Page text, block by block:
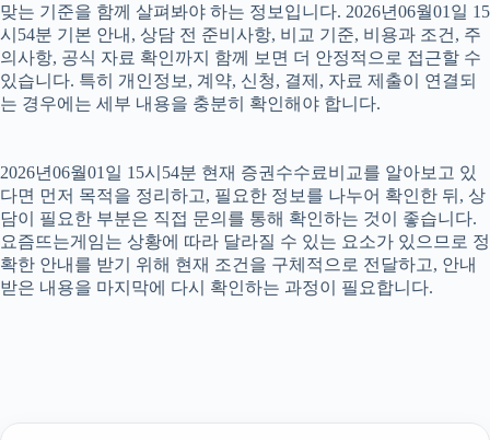
맞는 기준을 함께 살펴봐야 하는 정보입니다. 2026년06월01일 15
시54분 기본 안내, 상담 전 준비사항, 비교 기준, 비용과 조건, 주
의사항, 공식 자료 확인까지 함께 보면 더 안정적으로 접근할 수
있습니다. 특히 개인정보, 계약, 신청, 결제, 자료 제출이 연결되
는 경우에는 세부 내용을 충분히 확인해야 합니다.
2026년06월01일 15시54분 현재 증권수수료비교를 알아보고 있
다면 먼저 목적을 정리하고, 필요한 정보를 나누어 확인한 뒤, 상
담이 필요한 부분은 직접 문의를 통해 확인하는 것이 좋습니다.
요즘뜨는게임는 상황에 따라 달라질 수 있는 요소가 있으므로 정
확한 안내를 받기 위해 현재 조건을 구체적으로 전달하고, 안내
받은 내용을 마지막에 다시 확인하는 과정이 필요합니다.